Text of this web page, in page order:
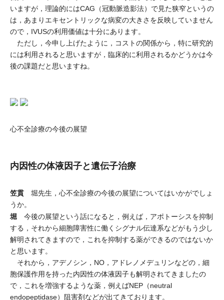
いますが，理論的にはCAG（冠動脈造影法）で見た狭窄というの
は，あまりエキセントリックな病変の大きさを反映していません
ので，IVUSの利用価値は十分にあります。
ただし，今申し上げたように，コストの関係から，特に研究的
には利用されると思いますが，臨床的に利用されるかどうかは今
後の課題だと思いますね。
心不全診療の今後の展望
内因性の体液因子と遺伝子治療
笠貫 堀先生，心不全診療の今後の展望についてはいかがでしょ
うか。
堀 今後の展望という話になると，例えば，アポトーシスを抑制
する，それから細胞障害性に働くシグナル伝達系などがもう少し
解明されてきますので，これを抑制する薬ができるのではないか
と思います。
それから，アデノシン，NO，アドレノメデュリンなどの，細
胞保護作用を持った内因性の体液因子も解明されてきましたの
で，これを増強するような薬，例えばNEP（neutral
endopeptidase）阻害剤などが出てきております。